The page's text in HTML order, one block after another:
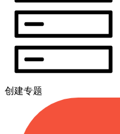
创建专题